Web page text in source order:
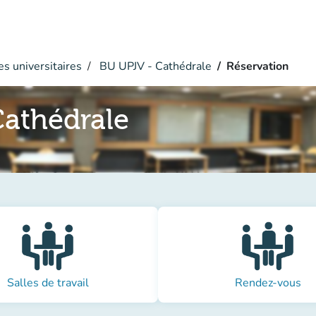
universitaires BU UPJV - Cathédrale Réservation
Salles de travail Rendez-vous